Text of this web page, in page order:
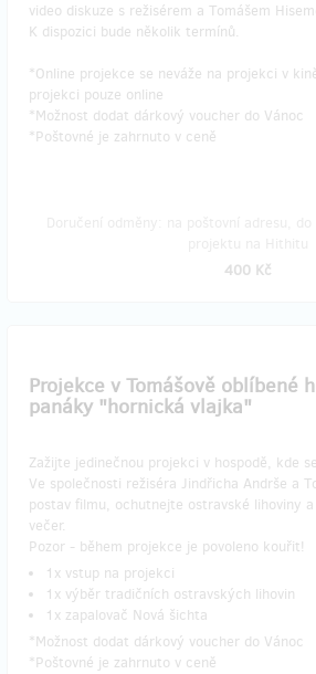
video diskuze s režisérem a Tomášem
K dispozici bude několik termínů.
*Online projekce se neváže na projekci v
projekci pouze online
*Možnost dodat dárkový voucher do Vánoc
​*Poštovné je zahrnuto v ceně
400 Kč
Projekce v Tomášově oblíbené
panáky "hornická vlajka"
Zažijte jedinečnou projekci v hospodě, kde
Ve společnosti režiséra Jindřicha Andrše a
postav filmu, ochutnejte ostravské lihoviny
večer.
Pozor - během projekce je povoleno kouřit!
1x vstup na projekci
1x výběr tradičních ostravských lihovin
1x zapalovač Nová šichta
*Možnost dodat dárkový voucher do Vánoc
​*Poštovné je zahrnuto v ceně